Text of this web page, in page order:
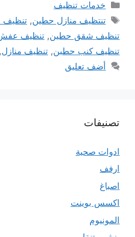
التصنيفات
خدمات تنظيف
الوسوم
تنتظيف منازل حطين,تنظيف
تنظيف شقق حطين, تنظيف
تنظيف كنب حطبن, تنظيف منازل,
أضف تعليق
تصنيفات
ادوات صحية
ارفف
اصباغ
اكسس بوينت
المونيوم